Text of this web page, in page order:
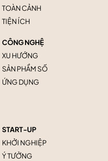
TOÀN CẢNH
TIỆN ÍCH
CÔNG NGHỆ
XU HƯỚNG
SẢN PHẨM SỐ
ỨNG DỤNG
START-UP
KHỞI NGHIỆP
Ý TƯỞNG